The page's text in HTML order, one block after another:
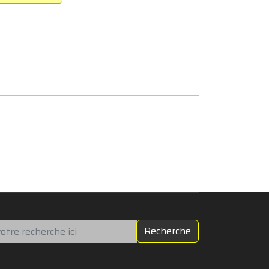
Recherche